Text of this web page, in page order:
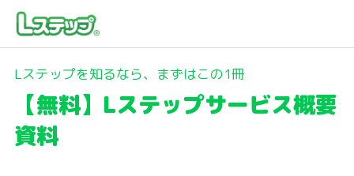
Lステップを知るなら、まずはこの1冊
【無料】Lステップサービス概要
資料